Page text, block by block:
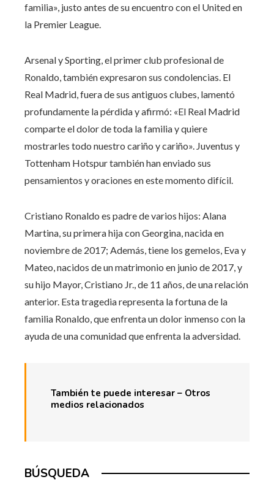
familia», justo antes de su encuentro con el United en
la Premier League.
Arsenal y Sporting, el primer club profesional de
Ronaldo, también expresaron sus condolencias. El
Real Madrid, fuera de sus antiguos clubes, lamentó
profundamente la pérdida y afirmó: «El Real Madrid
comparte el dolor de toda la familia y quiere
mostrarles todo nuestro cariño y cariño». Juventus y
Tottenham Hotspur también han enviado sus
pensamientos y oraciones en este momento difícil.
Cristiano Ronaldo es padre de varios hijos: Alana
Martina, su primera hija con Georgina, nacida en
noviembre de 2017; Además, tiene los gemelos, Eva y
Mateo, nacidos de un matrimonio en junio de 2017, y
su hijo Mayor, Cristiano Jr., de 11 años, de una relación
anterior. Esta tragedia representa la fortuna de la
familia Ronaldo, que enfrenta un dolor inmenso con la
ayuda de una comunidad que enfrenta la adversidad.
También te puede interesar – Otros
medios relacionados
BÚSQUEDA